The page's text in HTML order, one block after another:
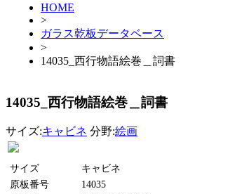
HOME
>
ガラス乾板データベース
>
14035_西行物語絵巻＿詞書
14035_西行物語絵巻＿詞書
サイズ:キャビネ 分野:絵画
サイズ
キャビネ
原板番号
14035